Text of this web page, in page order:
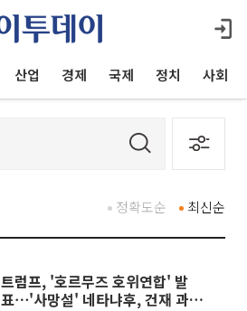
산업 경제 국제 정치 사회
최신순
정확도순
트럼프, '호르무즈 호위연합' 발
표⋯'사망설' 네타냐후, 건재 과시